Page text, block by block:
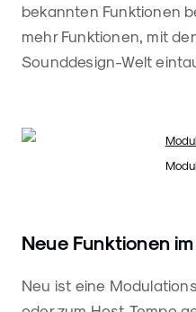
bekannten Funktionen
mehr Funktionen, mit
Sounddesign-Welt
Neue Funktionen
Neu ist eine